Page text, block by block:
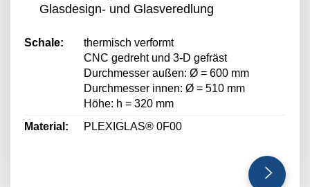
Glasdesign- und Glasveredlung
Schale:
thermisch verformt
CNC gedreht und 3-D gefräst
Durchmesser außen: Ø = 600 mm
Durchmesser innen: Ø = 510 mm
Höhe: h = 320 mm
Material:
PLEXIGLAS® 0F00